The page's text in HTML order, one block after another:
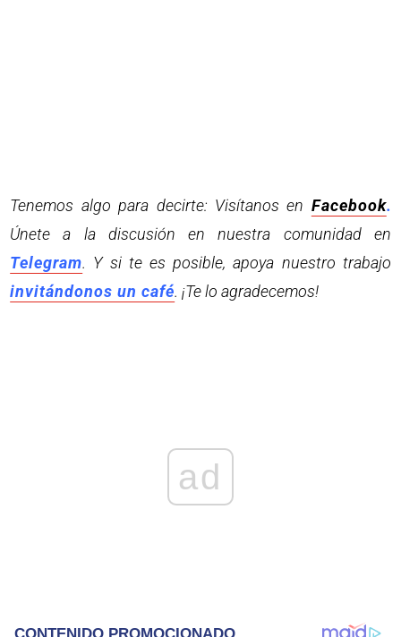
Tenemos algo para decirte: Visítanos en Facebook.
Únete a la discusión en nuestra comunidad en
Telegram. Y si te es posible, apoya nuestro trabajo
invitándonos un café. ¡Te lo agradecemos!
ad